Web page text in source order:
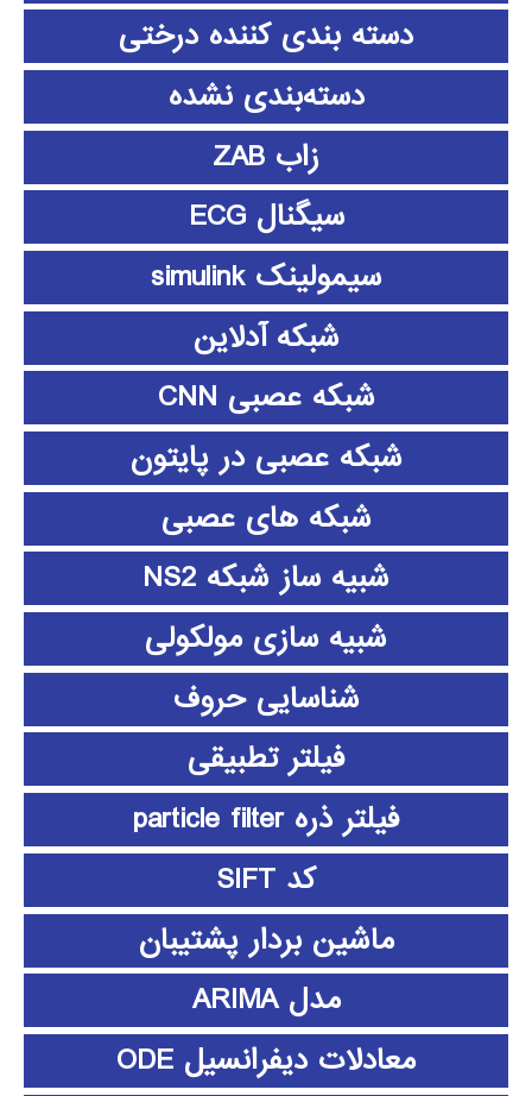
دسته بندی کننده درختی
دسته‌بندی نشده
زاب ZAB
سیگنال ECG
سیمولینک simulink
شبکه آدلاین
شبکه عصبی CNN
شبکه عصبی در پایتون
شبکه های عصبی
شبیه ساز شبکه NS2
شبیه سازی مولکولی
شناسایی حروف
فیلتر تطبیقی
فیلتر ذره particle filter
کد SIFT
ماشین بردار پشتیبان
مدل ARIMA
معادلات دیفرانسیل ODE